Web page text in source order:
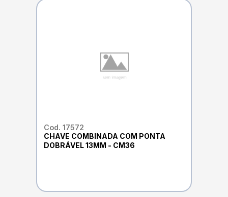
Cod. 17572
CHAVE COMBINADA COM PONTA
DOBRÁVEL 13MM - CM36